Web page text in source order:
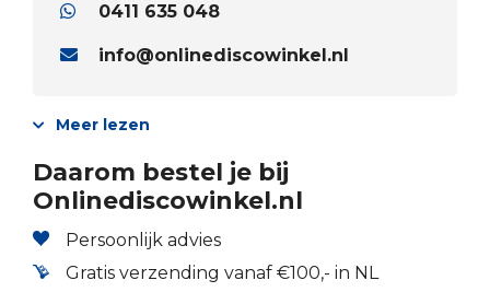
0411 635 048
info@onlinediscowinkel.nl
Meer lezen
Daarom bestel je bij
Onlinediscowinkel.nl
Persoonlijk advies
Gratis verzending vanaf €100,- in NL